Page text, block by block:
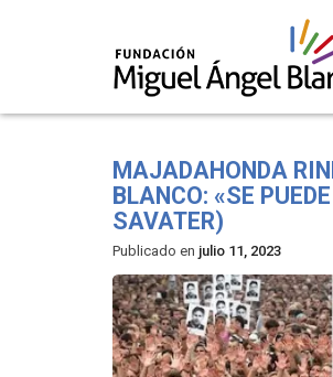
MAJADAHONDA
BLANCO: «SE
SAVATER)
Publicado en julio 11, 2023